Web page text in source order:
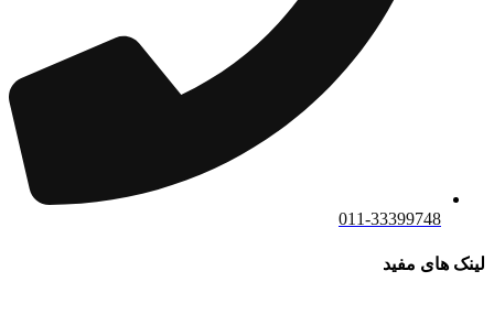
011-33399748
لینک های مفید